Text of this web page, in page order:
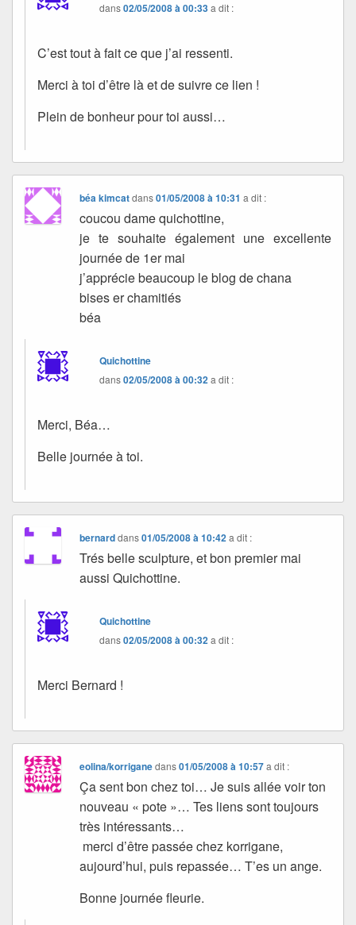
dans02/05/2008 à 00:33a dit :
C’est tout à fait ce que j’ai ressenti.
Merci à toi d’être là et de suivre ce lien !
Plein de bonheur pour toi aussi…
béa kimcatdans01/05/2008 à 10:31 a dit :
coucou dame quichottine,
je te souhaite également une excellente
journée de 1er mai
j’apprécie beaucoup le blog de chana
bises er chamitiés
béa
Quichottine
dans02/05/2008 à 00:32a dit :
Merci, Béa…
Belle journée à toi.
bernarddans01/05/2008 à 10:42 a dit :
Trés belle sculpture, et bon premier mai
aussi Quichottine.
Quichottine
dans02/05/2008 à 00:32a dit :
Merci Bernard !
eolina/korriganedans01/05/2008 à 10:57 a dit :
Ça sent bon chez toi… Je suis allée voir ton
nouveau « pote »… Tes liens sont toujours
très intéressants…
merci d’être passée chez korrigane,
aujourd’hui, puis repassée… T’es un ange.
Bonne journée fleurie.